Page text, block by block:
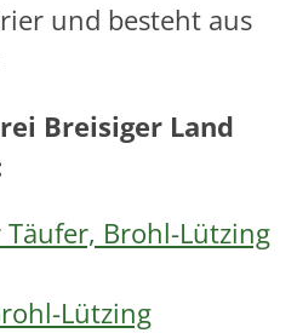
und besteht aus
Breisiger Land
Täufer, Brohl-Lützing
Lützing